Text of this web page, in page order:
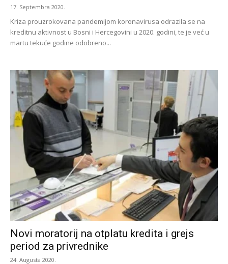
17. Septembra 2020.
Kriza prouzrokovana pandemijom koronavirusa odrazila se na
kreditnu aktivnost u Bosni i Hercegovini u 2020. godini, te je već u
martu tekuće godine odobreno...
Novi moratorij na otplatu kredita i grejs
period za privrednike
24. Augusta 2020.